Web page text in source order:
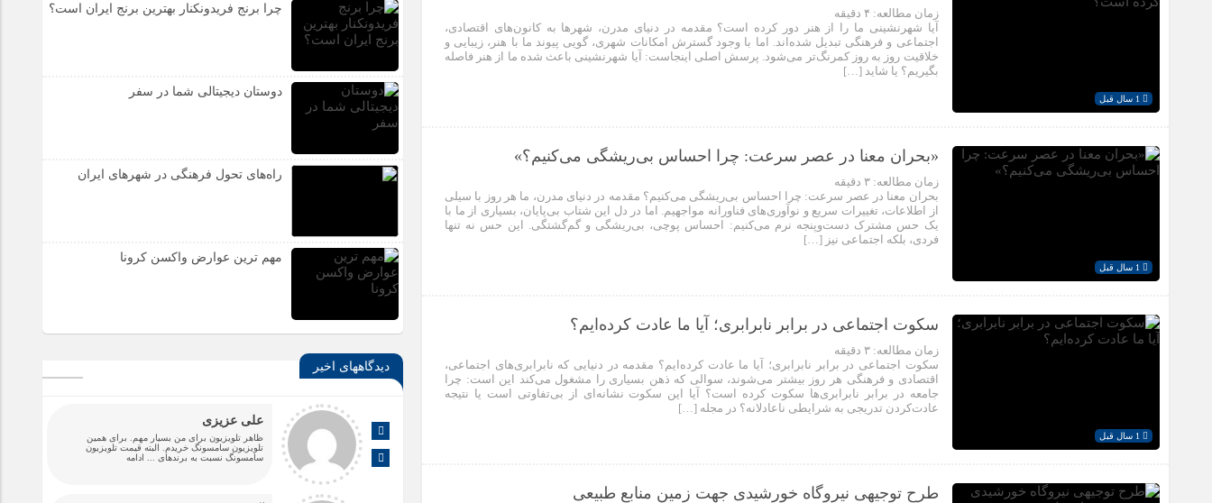
زمان مطالعه: ۴ دقیقه
آیا شهرنشینی ما را از هنر دور کرده است؟ مقدمه در دنیای مدرن، شهرها به کانون‌های اقتصادی،
اجتماعی و فرهنگی تبدیل شده‌اند. اما با وجود گسترش امکانات شهری، گویی پیوند ما با هنر، زیبایی و
خلاقیت روز به روز کمرنگ‌تر می‌شود. پرسش اصلی اینجاست: آیا شهرنشینی باعث شده ما از هنر فاصله
بگیریم؟ یا شاید […]
«بحران معنا در عصر سرعت: چرا احساس بی‌ریشگی می‌کنیم؟»
زمان مطالعه:۳ دقیقه
بحران معنا در عصر سرعت: چرا احساس بی‌ریشگی می‌کنیم؟ مقدمه در دنیای مدرن، ما هر روز با سیلی
از اطلاعات، تغییرات سریع و نوآوری‌های فناورانه مواجهیم. اما در دل این شتاب بی‌پایان، بسیاری از ما با
یک حس مشترک دست‌وپنجه نرم می‌کنیم: احساس پوچی، بی‌ریشگی و گم‌گشتگی. این حس نه تنها
فردی، بلکه اجتماعی نیز […]
سکوت اجتماعی در برابر نابرابری؛ آیا ما عادت کرده‌ایم؟
زمان مطالعه:۳ دقیقه
سکوت اجتماعی در برابر نابرابری؛ آیا ما عادت کرده‌ایم؟ مقدمه در دنیایی که نابرابری‌های اجتماعی،
اقتصادی و فرهنگی هر روز بیشتر می‌شوند، سوالی که ذهن بسیاری را مشغول می‌کند این است: چرا
جامعه در برابر نابرابری‌ها سکوت کرده است؟ آیا این سکوت نشانه‌ای از بی‌تفاوتی است یا نتیجه
عادت‌کردن تدریجی به شرایطی ناعادلانه؟ در مجله […]
طرح توجیهی نیروگاه خورشیدی جهت زمین منابع طبیعی
چرا برنج فریدونکنار بهترین برنج ایران است؟
دوستان دیجیتالی شما در سفر
راه‌های تحول فرهنگی در شهرهای ایران
مهم ترین عوارض واکسن کرونا
دیدگاههای اخیر
علی عزیزی
ظاهر تلویزیون برای من بسیار مهم. برای همین
تلویزیون سامسونگ خریدم. البته قیمت تلویزیون
سامسونگ نسبت به برندهای
... ادامه